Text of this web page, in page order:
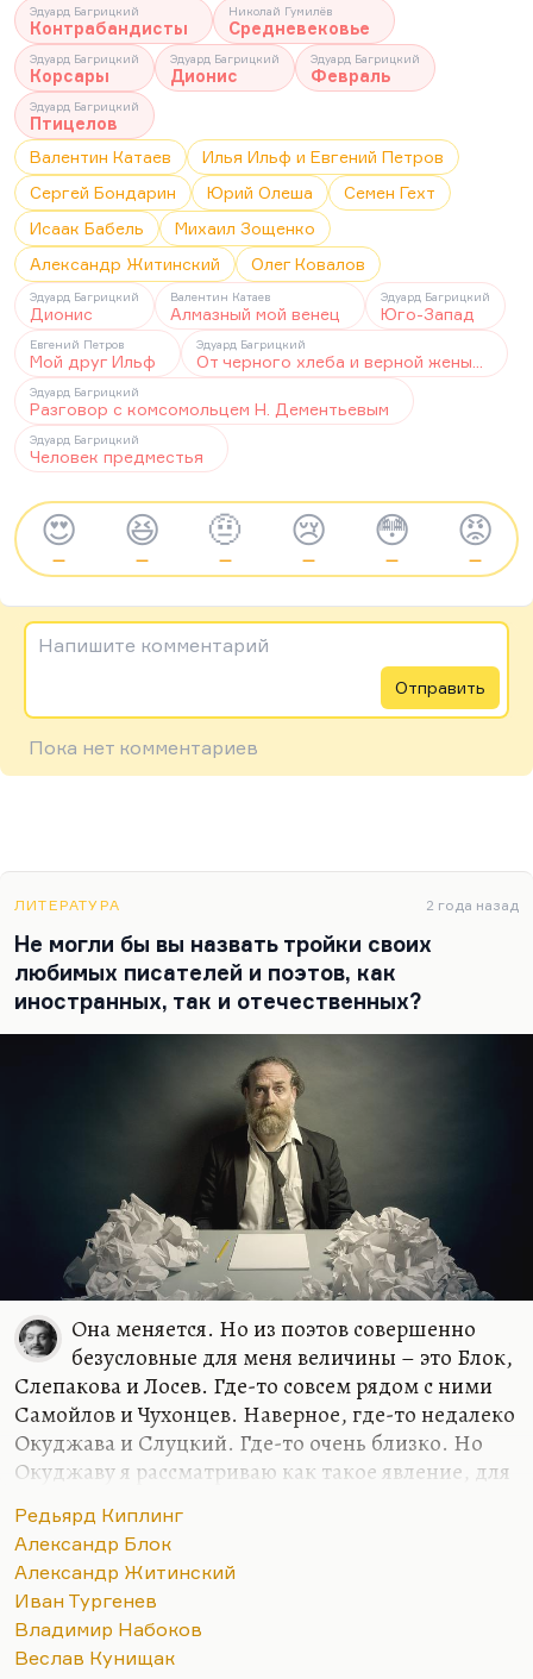
Эдуард Багрицкий
Контрабандисты
Николай Гумилёв
Средневековье
Эдуард Багрицкий
Корсары
Эдуард Багрицкий
Дионис
Эдуард Багрицкий
Февраль
Эдуард Багрицкий
Птицелов
Валентин Катаев
Илья Ильф и Евгений Петров
Сергей Бондарин
Юрий Олеша
Семен Гехт
Исаак Бабель
Михаил Зощенко
Александр Житинский
Олег Ковалов
Эдуард Багрицкий
Дионис
Валентин Катаев
Алмазный мой венец
Эдуард Багрицкий
Юго-Запад
Евгений Петров
Мой друг Ильф
Эдуард Багрицкий
От черного хлеба и верной жены...
Эдуард Багрицкий
Разговор с комсомольцем Н. Дементьевым
Эдуард Багрицкий
Человек предместья
😍
—
😆
—
🤨
—
😢
—
😳
—
😡
—
Напишите комментарий
Отправить
Пока нет комментариев
ЛИТЕРАТУРА 2 года назад
Не могли бы вы назвать тройки своих
любимых писателей и поэтов, как
иностранных, так и отечественных?
Она меняется. Но из поэтов совершенно
безусловные для меня величины – это Блок,
Слепакова и Лосев. Где-то совсем рядом с ними
Самойлов и Чухонцев. Наверное, где-то недалеко
Окуджава и Слуцкий. Где-то очень близко. Но
Окуджаву я рассматриваю как такое явление, для
конгломерат нерасчленимый. Видите, семерку
только могу назвать. Но в самом первом ряду
люди, который я люблю кровной,
нерасторжимой любовью. Блок, Слепакова и
Лосев. Наверное, вот так.
Редьярд Киплинг
Александр Блок
Александр Житинский
Иван Тургенев
Владимир Набоков
Веслав Кунищак